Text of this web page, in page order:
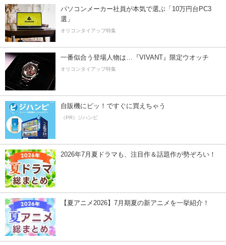
パソコンメーカー社員が本気で選ぶ「10万円台PC3
選」
オリコンタイアップ特集
一番似合う登場人物は…『VIVANT』限定ウオッチ
オリコンタイアップ特集
自販機にピッ！ですぐに買えちゃう
（PR）ジハンピ
2026年7月夏ドラマも、注目作＆話題作が勢ぞろい！
【夏アニメ2026】7月期夏の新アニメを一挙紹介！